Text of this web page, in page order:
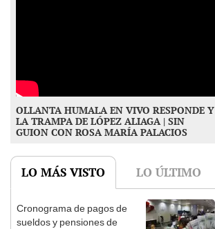
OLLANTA HUMALA EN VIVO RESPONDE Y
LA TRAMPA DE LÓPEZ ALIAGA | SIN
GUION CON ROSA MARÍA PALACIOS
LO MÁS VISTO LO ÚLTIMO
Cronograma de pagos de
sueldos y pensiones de